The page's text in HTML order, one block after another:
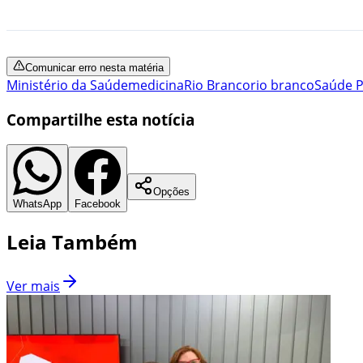
Comunicar erro nesta matéria
Ministério da SaúdemedicinaRio Brancorio brancoSaúde
Compartilhe esta notícia
WhatsApp Facebook
Opções
Leia Também
Ver mais